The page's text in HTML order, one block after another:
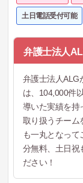
土日電話受付可能
弁護士法人
弁護士法人ALG
は、104,000件
導いた実績を持
取り扱うチーム
も一丸となっ
分無料、土日祝
ださい！